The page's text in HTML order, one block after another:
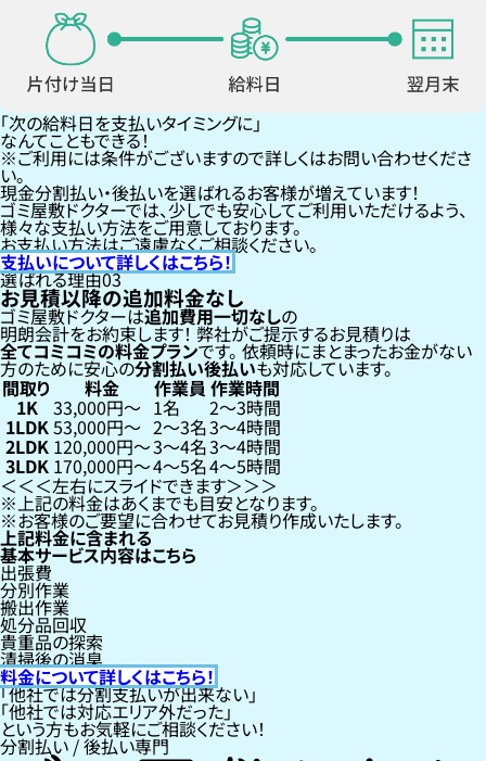
「次の給料日を支払いタイミングに」
なんてこともできる！
ご利用には条件がございますので詳しくはお問い合わせくださ
い。
現金分割払い・後払いを選ばれるお客様が増えています！
ゴミ屋敷ドクターでは、少しでも安心してご利用いただけるよう、
様々な支払い方法をご用意しております。
お支払い方法はご遠慮なくご相談ください。
支払いについて詳しくはこちら！
選ばれる理由03
お見積以降の追加料金なし
ゴミ屋敷ドクターは追加費用一切なしの
明朗会計をお約束します！弊社がご提示するお見積りは
全てコミコミの料金プランです。依頼時にまとまったお金がない
方のために安心の分割払い後払いも対応しています。
間取り 料金 作業員 作業時間
1K 33,000円〜 1名 2〜3時間
1LDK53,000円〜 2〜3名3〜4時間
2LDK 120,000円〜3〜4名3〜4時間
3LDK 170,000円〜4〜5名4〜5時間
左右にスライドできます
上記の料金はあくまでも目安となります。
お客様のご要望に合わせてお見積り作成いたします。
上記料金に含まれる
基本サービス内容はこちら
出張費
分別作業
搬出作業
処分品回収
貴重品の探索
清掃後の消臭
料金について詳しくはこちら！
「他社では分割支払いが出来ない」
「他社では対応エリア外だった」
という方もお気軽にご相談ください！
分割払い / 後払い専門